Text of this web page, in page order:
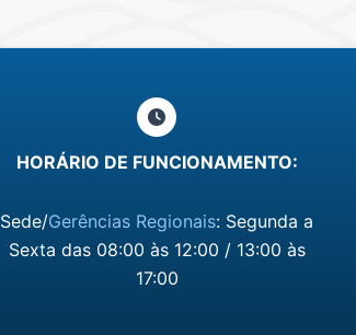
HORÁRIO DE FUNCIONAMENTO:
Sede/Gerências Regionais: Segunda a
Sexta das 08:00 às 12:00 / 13:00 às
17:00